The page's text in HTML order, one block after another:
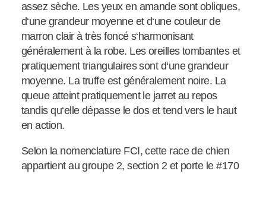
assez sèche. Les yeux en amande sont obliques,
d‘une grandeur moyenne et d‘une couleur de
marron clair à très foncé s‘harmonisant
généralement à la robe. Les oreilles tombantes et
pratiquement triangulaires sont d‘une grandeur
moyenne. La truffe est généralement noire. La
queue atteint pratiquement le jarret au repos
tandis qu‘elle dépasse le dos et tend vers le haut
en action.
Selon la nomenclature FCI, cette race de chien
appartient au groupe 2, section 2 et porte le #170